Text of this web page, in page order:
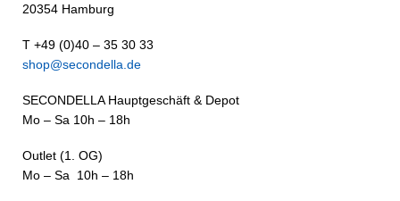
20354 Hamburg
T +49 (0)40 – 35 30 33
shop@secondella.de
SECONDELLA Hauptgeschäft & Depot
Mo – Sa 10h – 18h
Outlet (1. OG)
Mo – Sa 10h – 18h